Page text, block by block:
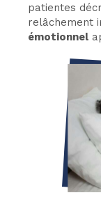
patientes
relâchement
émotionnel